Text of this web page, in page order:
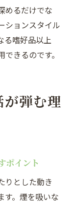
めるだけでな
ションスタイル
る嗜好品以上
きるのです。
弾む理
ポイント
りとした動き
す。煙を吸いな